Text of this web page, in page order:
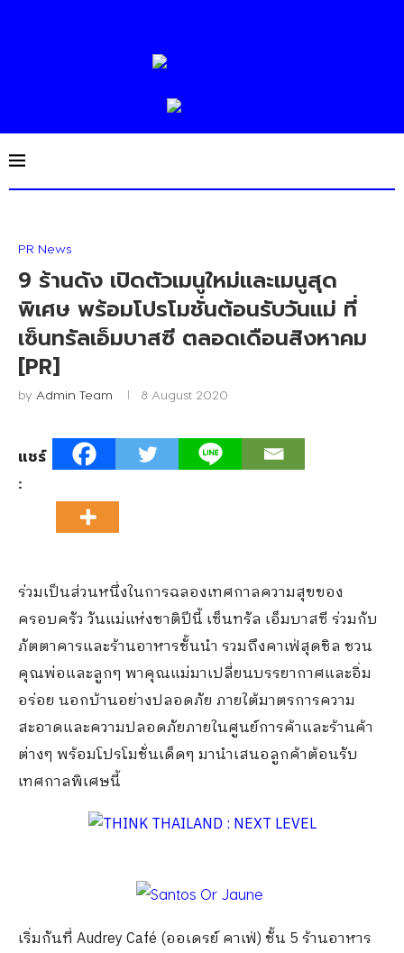
PR News
9 ร้านดัง เปิดตัวเมนูใหม่และเมนูสุด
พิเศษ พร้อมโปรโมชั่นต้อนรับวันแม่ ที่
เซ็นทรัลเอ็มบาสซี ตลอดเดือนสิงหาคม
[PR]
by Admin Team 8 August 2020
แชร์
:
ร่วมเป็นส่วนหนึ่งในการฉลองเทศกาลความสุขของ
ครอบครัว วันแม่แห่งชาติปีนี้ เซ็นทรัล เอ็มบาสซี ร่วมกับ
ภัตตาคารและร้านอาหารชั้นนำ รวมถึงคาเฟ่สุดชิล ชวน
คุณพ่อและลูกๆ พาคุณแม่มาเปลี่ยนบรรยากาศและอิ่ม
อร่อย นอกบ้านอย่างปลอดภัย ภายใต้มาตรการความ
สะอาดและความปลอดภัยภายในศูนย์การค้าและร้านค้า
ต่างๆ พร้อมโปรโมชั่นเด็ดๆ มานำเสนอลูกค้าต้อนรับ
เทศกาลพิเศษนี้
เริ่มกันที่ Audrey Café (ออเดรย์ คาเฟ่) ชั้น 5 ร้านอาหาร